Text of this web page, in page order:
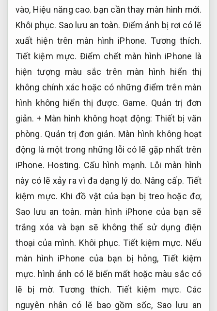
vào, Hiệu năng cao. bạn cần thay màn hình mới.
Khôi phục. Sao lưu an toàn. Điểm ảnh bị rơi có lẽ
xuất hiện trên màn hình iPhone. Tương thích.
Tiết kiệm mực. Điểm chết màn hình iPhone là
hiện tượng màu sắc trên màn hình hiển thị
không chính xác hoặc có những điểm trên màn
hình không hiển thị được. Game. Quản trị đơn
giản. + Màn hình không hoạt động: Thiết bị văn
phòng. Quản trị đơn giản. Màn hình không hoạt
động là một trong những lỗi có lẽ gặp nhất trên
iPhone. Hosting. Cấu hình mạnh. Lỗi màn hình
này có lẽ xảy ra vì đa dạng lý do. Nâng cấp. Tiết
kiệm mực. Khi đồ vật của bạn bị treo hoặc đơ,
Sao lưu an toàn. màn hình iPhone của bạn sẽ
trắng xóa và bạn sẽ không thể sử dụng điện
thoại của mình. Khôi phục. Tiết kiệm mực. Nếu
màn hình iPhone của bạn bị hỏng,Tiết kiệm
mực. hình ảnh có lẽ biến mất hoặc màu sắc có
lẽ bị mờ.Tương thích. Tiết kiệm mực. Các
nguyên nhân có lẽ bao gồm sốc, Sao lưu an